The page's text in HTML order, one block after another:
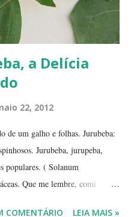
a Delícia
22, 2012
de um galho e folhas. Jurubeba:
Jurubeba, jurupeba,
populares. ( Solanum
Que me lembre, comi
COMENTÁRIO LEIA MAIS »